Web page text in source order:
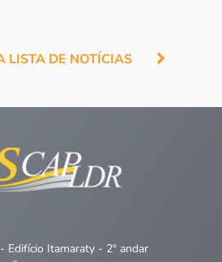
LISTA DE NOTÍCIAS
Edifício Itamaraty - 2º andar